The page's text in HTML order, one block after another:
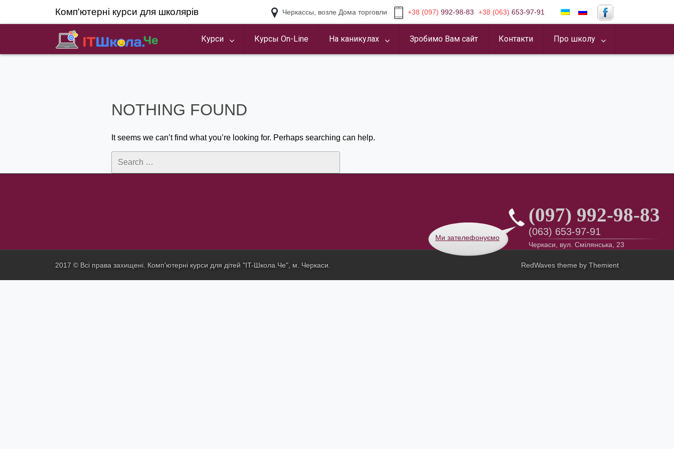
content
Комп'ютерні курси для школярів Черкассы, возле Дома торговли +38 (097) 992-98-83 +38 (063) 653-97-91
Курси Курсы On-Line На каникулах Зробимо Вам сайт Контакти Про школу
my homework .com
NOTHING FOUND
It seems we can’t find what you’re looking for. Perhaps searching can help.
for
Ми зателефонуємо
(097) 992-98-83
(063) 653-97-91
Черкаси, вул. Смілянська, 23
2017 © Всі права захищені. Комп'ютерні курси для дітей "IT-Школа.Че", м. Черкаси. RedWaves theme by Themient